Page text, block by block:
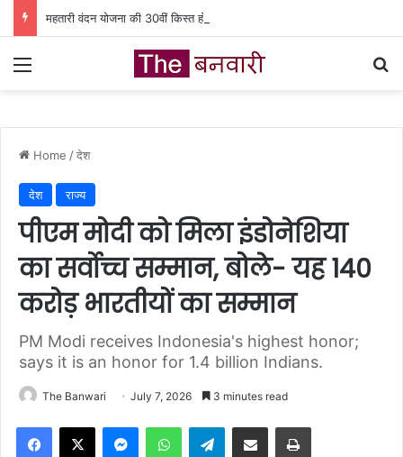
महतारी वंदन योजना की 30वीं किस्त होगी जारी, ऐसे चेक करें भुगतान स्टेटस
Menu
Home /देश
देश राज्य
पीएम मोदी को मिला इंडोनेशिया
का सर्वोच्च सम्मान, बोले- यह 140
करोड़ भारतीयों का सम्मान
PM Modi receives Indonesia's highest honor;
says it is an honor for 1.4 billion Indians.
The Banwari July 7, 2026 3 minutes read
Facebook
X MessengerWhatsAppTelegramShare via Email Print